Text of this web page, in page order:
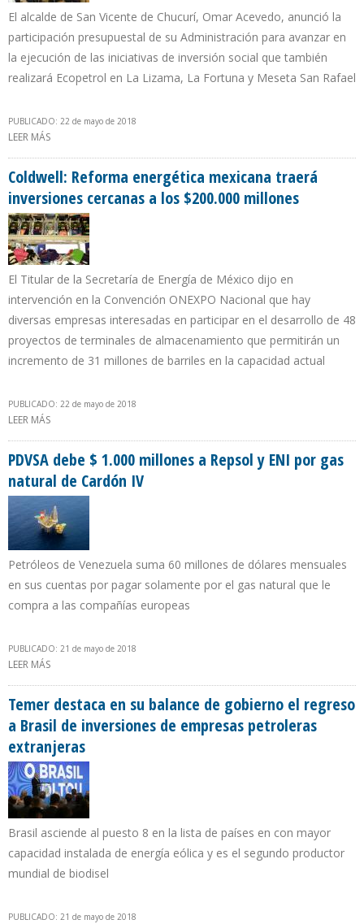
El alcalde de San Vicente de Chucurí, Omar Acevedo, anunció la
participación presupuestal de su Administración para avanzar en
la ejecución de las iniciativas de inversión social que también
realizará Ecopetrol en La Lizama, La Fortuna y Meseta San Rafael
PUBLICADO: 22 de mayo de 2018
LEER MÁS
Coldwell: Reforma energética mexicana traerá
inversiones cercanas a los $200.000 millones
El Titular de la Secretaría de Energía de México dijo en
intervención en la Convención ONEXPO Nacional que hay
diversas empresas interesadas en participar en el desarrollo de 48
proyectos de terminales de almacenamiento que permitirán un
incremento de 31 millones de barriles en la capacidad actual
PUBLICADO: 22 de mayo de 2018
LEER MÁS
PDVSA debe $ 1.000 millones a Repsol y ENI por gas
natural de Cardón IV
Petróleos de Venezuela suma 60 millones de dólares mensuales
en sus cuentas por pagar solamente por el gas natural que le
compra a las compañías europeas
PUBLICADO: 21 de mayo de 2018
LEER MÁS
Temer destaca en su balance de gobierno el regreso
a Brasil de inversiones de empresas petroleras
extranjeras
Brasil asciende al puesto 8 en la lista de países en con mayor
capacidad instalada de energía eólica y es el segundo productor
mundial de biodisel
PUBLICADO: 21 de mayo de 2018